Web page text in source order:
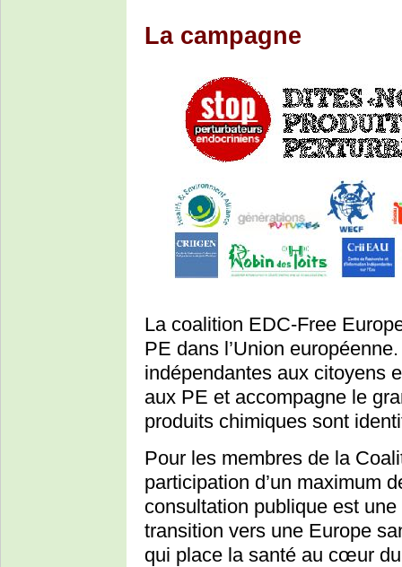
La campagne
La coalition EDC-Free
PE dans l’Union
indépendantes aux citoyens
aux PE et accompagne le
produits chimiques sont
Pour les membres de la
participation d’un maximum
consultation publique est
transition vers une Europe
qui place la santé au cœur